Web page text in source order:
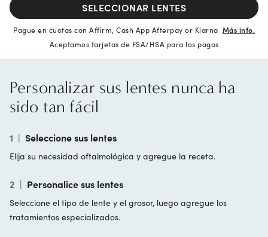
SELECCIONAR LENTES
Pague en cuotas con Affirm, Cash App Afterpay or Klarna Más info.
Aceptamos tarjetas de FSA/HSA para los pagos
Personalizar sus lentes nunca ha
sido tan fácil
1 | Seleccione sus lentes
Elija su necesidad oftalmológica y agregue la receta.
2 | Personalice sus lentes
Seleccione el tipo de lente y el grosor, luego agregue los
tratamientos especializados.